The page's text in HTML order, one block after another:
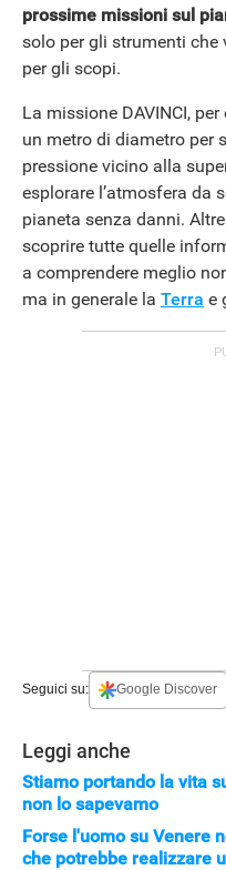
prossime missioni sul
solo per gli strumenti
per gli scopi.
La missione DAVINCI,
un metro di diametro per
pressione vicino alla
esplorare l’atmosfera da
pianeta senza danni.
scoprire tutte quelle
a comprendere meglio
ma in generale la Terra e
Seguici su: Google Discover
Leggi anche
Stiamo portando la vita
non lo sapevamo
Forse l'uomo su Venere
che potrebbe realizzare